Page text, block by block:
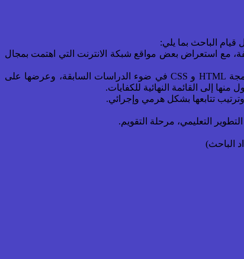
مع استعراض بعض مواقع شبكة الانترنت التي اهتمت بمجال
• إعداد قائمة بالكفايات المعرفية والمهارية التي يحتاجها أقران وأزواج البرمجة لبرمجة المواقع التعليمية على شبكة الويب باستخدام بلغتي البرمجة HTML و CSS في ضوء الدراسات السابقة، وعرضها على
إلى القائمة النهائية للكفايات.